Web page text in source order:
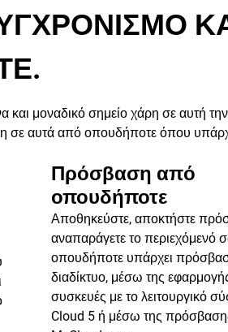
και μοναδικό σημείο χάρη σε αυτή
σε αυτά από οπουδήποτε όπου
Πρόσβαση από
οπουδήποτε
Αποθηκεύστε, αποκτήστε
αναπαράγετε το περιεχόμενό
οπουδήποτε υπάρχει
διαδίκτυο, μέσω της
συσκευές με το λειτουργικό
Cloud 5 ή μέσω της